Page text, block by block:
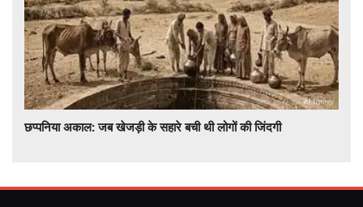
छप्पनिया अकाल: जब खेजड़ी के सहारे बची थी लोगों की जिंदगी